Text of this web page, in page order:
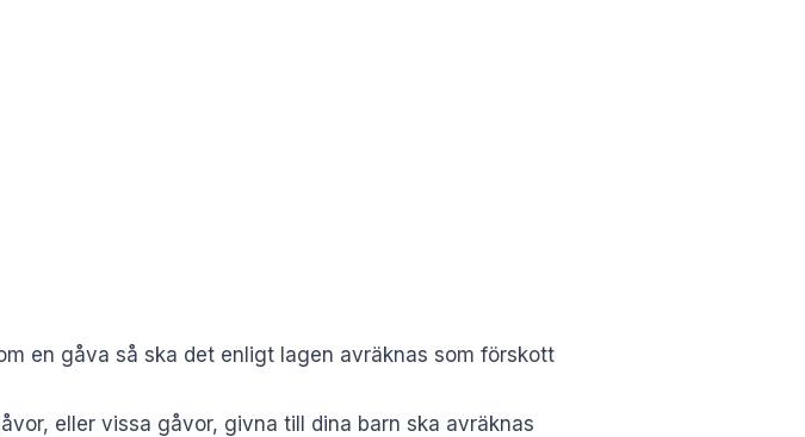
en gåva så ska det enligt lagen avräknas som förskott
eller vissa gåvor, givna till dina barn ska avräknas